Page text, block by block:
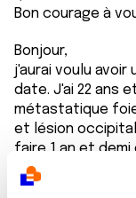
Bon courage à
Bonjour,
j'aurai voulu avoir
date. J'ai 22 ans
métastatique
et lésion
faire 1 an et
mauvaise
J'ai un peu le